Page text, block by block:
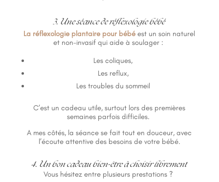
3. Une séance de réflexologie bébé
La réflexologie plantaire pour bébé est un soin naturel
et non-invasif qui aide à soulager :
Les coliques,
Les reflux,
Les troubles du sommeil
C’est un cadeau utile, surtout lors des premières
semaines parfois difficiles.
A mes côtés, la séance se fait tout en douceur, avec
l’écoute attentive des besoins de votre bébé.
4. Un bon cadeau bien-être à choisir librement
Vous hésitez entre plusieurs prestations ?